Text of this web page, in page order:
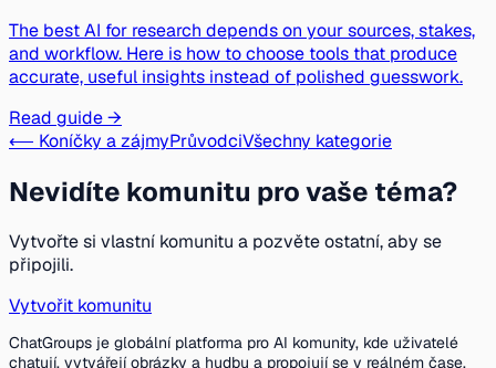
The best AI for research depends on your sources, stakes,
and workflow. Here is how to choose tools that produce
accurate, useful insights instead of polished guesswork.
Read guide →
⟵ Koníčky a zájmyPrůvodciVšechny kategorie
Nevidíte komunitu pro vaše téma?
Vytvořte si vlastní komunitu a pozvěte ostatní, aby se
připojili.
Vytvořit komunitu
ChatGroups je globální platforma pro AI komunity, kde uživatelé
chatují, vytvářejí obrázky a hudbu a propojují se v reálném čase.